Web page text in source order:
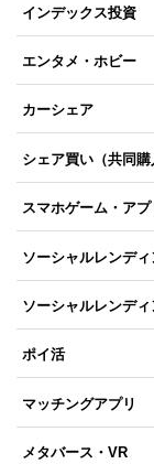
インデックス投資
エンタメ・ホビー
カーシェア
シェア買い（共同購
スマホゲーム・アプ
ソーシャルレンデ
ソーシャルレンデ
ポイ活
マッチングアプリ
メタバース・VR